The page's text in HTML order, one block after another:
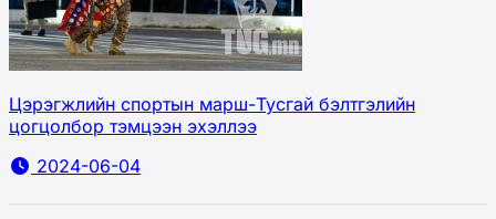
Цэрэгжлийн спортын марш-Тусгай бэлтгэлийн
цогцолбор тэмцээн эхэллээ
2024-06-04